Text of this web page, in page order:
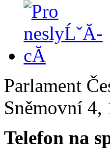
Parlament
Sněmovní 4,
Telefon na